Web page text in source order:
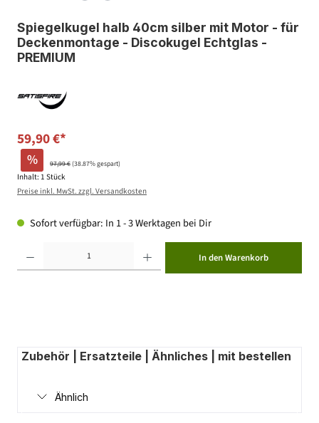
Spiegelkugel halb 40cm silber mit Motor - für
Deckenmontage - Discokugel Echtglas -
PREMIUM
59,90 €*
% 97,99 €(38.87% gespart)
Inhalt: 1 Stück
Preise inkl. MwSt. zzgl. Versandkosten
Sofort verfügbar: In 1 - 3 Werktagen bei Dir
In den Warenkorb
Zubehör | Ersatzteile | Ähnliches | mit bestellen
Ähnlich